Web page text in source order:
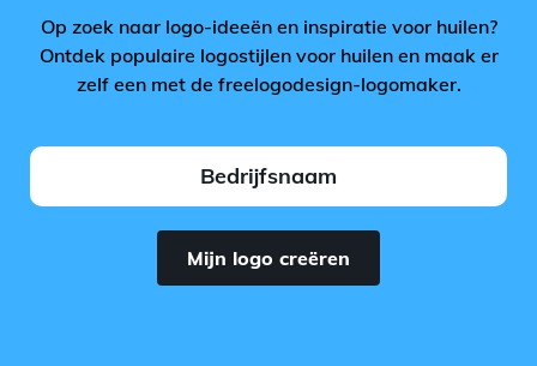
Op zoek naar logo-ideeën en inspiratie voor huilen?
Ontdek populaire logostijlen voor huilen en maak er
zelf een met de freelogodesign-logomaker.
Mijn logo creëren